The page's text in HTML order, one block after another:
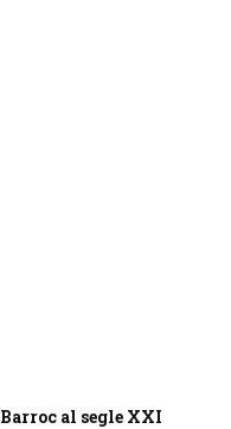
Barroc al segle XXI